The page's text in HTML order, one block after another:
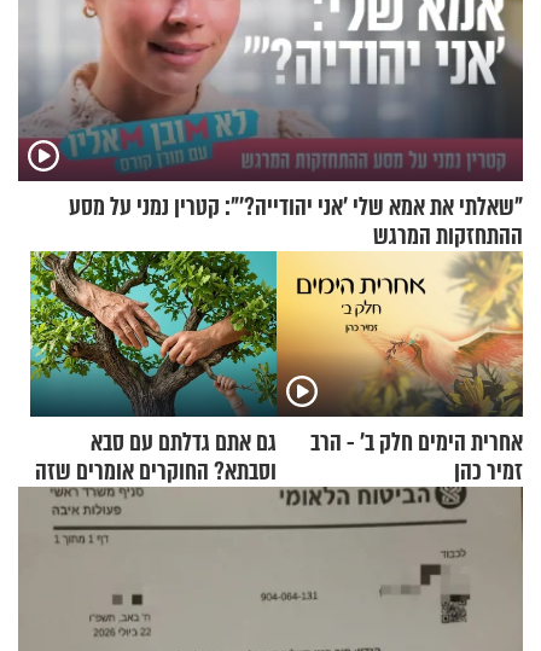
"שאלתי את אמא שלי 'אני יהודייה?'": קטרין נמני על מסע
ההתחזקות המרגש
אחרית הימים חלק ב’ - הרב
זמיר כהן
גם אתם גדלתם עם סבא
וסבתא? החוקרים אומרים שזה